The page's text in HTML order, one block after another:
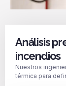
Análisis
incendios
Nuestros
térmica para